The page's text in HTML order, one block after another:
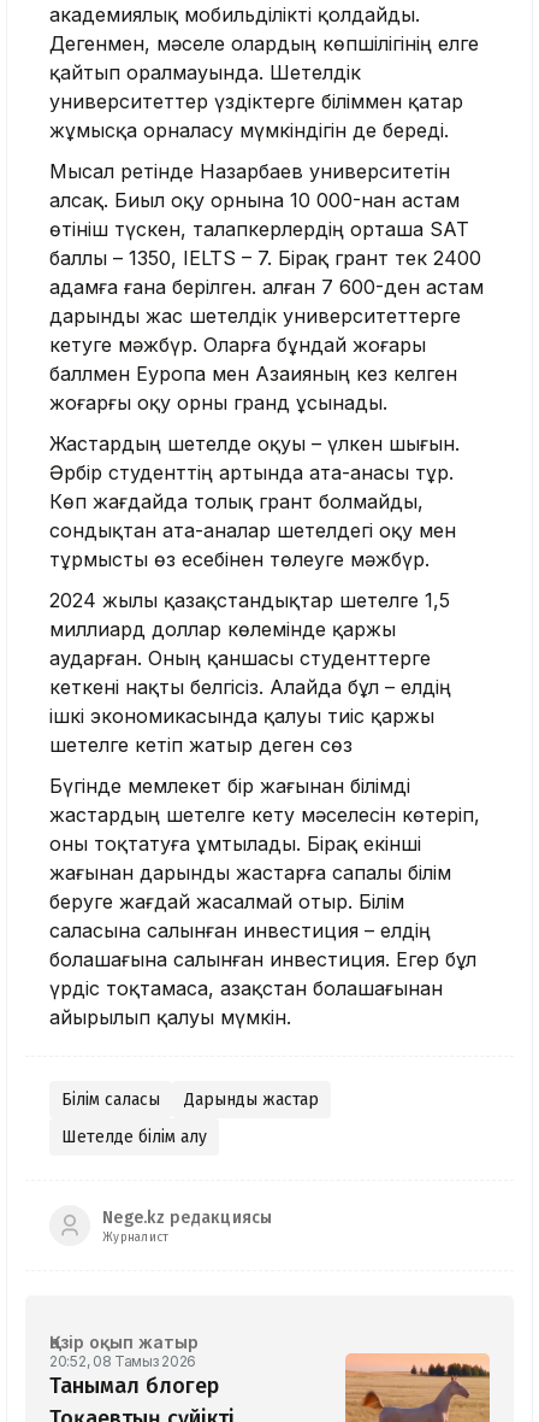
академиялық мобильділікті қолдайды.
Дегенмен, мәселе олардың көпшілігінің елге
қайтып оралмауында. Шетелдік
университеттер үздіктерге біліммен қатар
жұмысқа орналасу мүмкіндігін де береді.
Мысал ретінде Назарбаев университетін
алсақ. Биыл оқу орнына 10 000-нан астам
өтініш түскен, талапкерлердің орташа SAT
баллы – 1350, IELTS – 7. Бірақ грант тек 2400
адамға ғана берілген. Қалған 7 600-ден астам
дарынды жас шетелдік университеттерге
кетуге мәжбүр. Оларға бұндай жоғары
баллмен Еуропа мен Азаияның кез келген
жоғарғы оқу орны гранд ұсынады.
Жастардың шетелде оқуы – үлкен шығын.
Әрбір студенттің артында ата-анасы тұр.
Көп жағдайда толық грант болмайды,
сондықтан ата-аналар шетелдегі оқу мен
тұрмысты өз есебінен төлеуге мәжбүр.
2024 жылы қазақстандықтар шетелге 1,5
миллиард доллар көлемінде қаржы
аударған. Оның қаншасы студенттерге
кеткені нақты белгісіз. Алайда бұл – елдің
ішкі экономикасында қалуы тиіс қаржы
шетелге кетіп жатыр деген сөз
Бүгінде мемлекет бір жағынан білімді
жастардың шетелге кету мәселесін көтеріп,
оны тоқтатуға ұмтылады. Бірақ екінші
жағынан дарынды жастарға сапалы білім
беруге жағдай жасалмай отыр. Білім
саласына салынған инвестиция – елдің
болашағына салынған инвестиция. Егер бұл
үрдіс тоқтамаса, Қазақстан болашағынан
айырылып қалуы мүмкін.
Білім саласы
Дарынды жастар
Шетелде білім алу
Nege.kz редакциясы
Журналист
Қазір оқып жатыр
20:52, 08 Тамыз 2026
Танымал блогер